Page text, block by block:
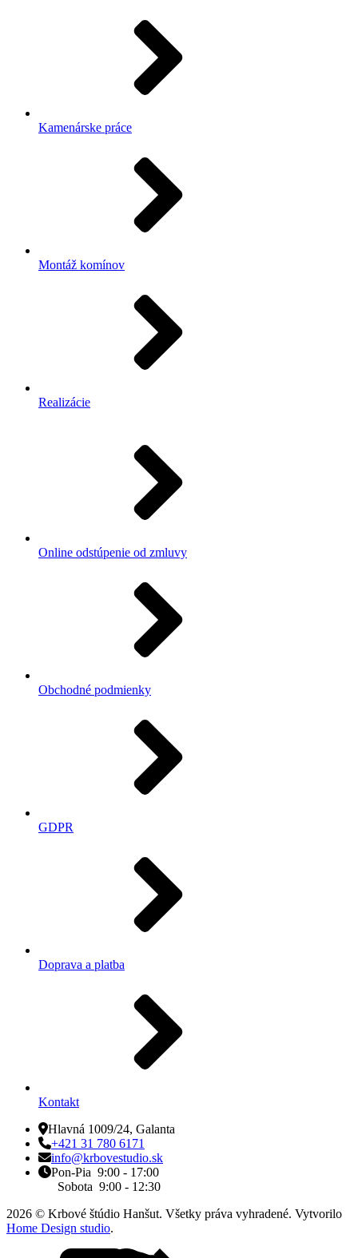
Kamenárske práce
Montáž komínov
Realizácie
Online odstúpenie od zmluvy
Obchodné podmienky
GDPR
Doprava a platba
Kontakt
Hlavná 1009/24, Galanta
+421 31 780 6171
info@krbovestudio.sk
Pon-Pia 9:00 - 17:00
Sobota 9:00 - 12:30
2026 © Krbové štúdio Hanšut. Všetky práva vyhradené. Vytvorilo
Home Design studio.